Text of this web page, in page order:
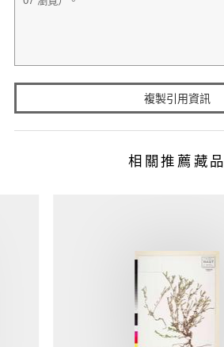
複製引用資訊
相關推薦藏品